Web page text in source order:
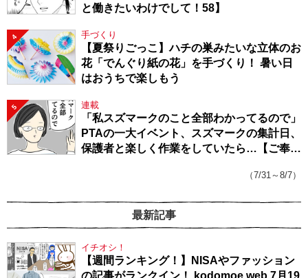
と働きたいわけでして！58】
4 手づくり
【夏祭りごっこ】ハチの巣みたいな立体のお
花「でんぐり紙の花」を手づくり！ 暑い日
はおうちで楽しもう
5 連載
「私スズマークのこと全部わかってるので」
PTAの一大イベント、スズマークの集計日、
保護者と楽しく作業をしていたら…【ご奉仕
（7/31～8/7）
最新記事
イチオシ！
【週間ランキング！】NISAやファッション
の記事がランクイン！ kodomoe web 7月19